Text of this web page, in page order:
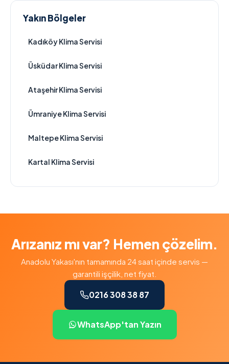
Yakın Bölgeler
Kadıköy Klima Servisi
Üsküdar Klima Servisi
Ataşehir Klima Servisi
Ümraniye Klima Servisi
Maltepe Klima Servisi
Kartal Klima Servisi
Arızanız mı var? Hemen çözelim.
Anadolu Yakası'nın tamamında 24 saat içinde servis —
garantili işçilik, net fiyat.
0216 308 38 87
WhatsApp'tan Yazın